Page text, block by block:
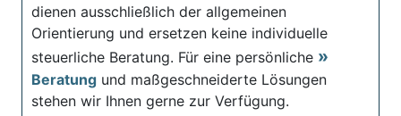
dienen ausschließlich der allgemeinen
Orientierung und ersetzen keine individuelle
steuerliche Beratung. Für eine persönliche
Beratung und maßgeschneiderte Lösungen
stehen wir Ihnen gerne zur Verfügung.